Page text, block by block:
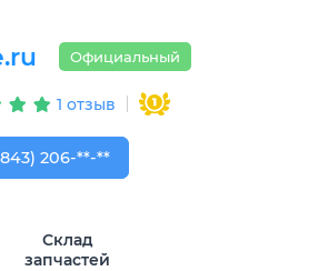
Официальный
1 отзыв
206-03-65
206-**-**
Склад
запчастей